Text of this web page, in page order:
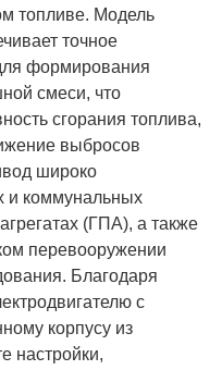
топливе. Модель
точное
формирования
смеси, что
сгорания топлива,
выбросов
широко
и коммунальных
(ГПА), а также
перевооружении
Благодаря
с
корпусу из
настройки,